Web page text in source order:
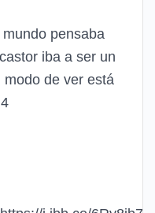
pensaba
iba a ser un
de ver está